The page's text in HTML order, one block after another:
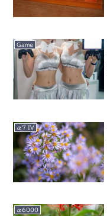
Game
α7 IV
α6000